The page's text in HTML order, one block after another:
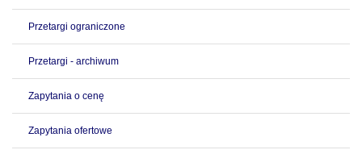
Przetargi ograniczone
Przetargi - archiwum
Zapytania o cenę
Zapytania ofertowe